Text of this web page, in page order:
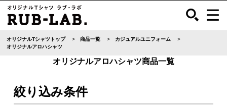
オリジナルTシャツトップ 商品一覧
カジュアルユニフォーム
オリジナルアロハシャツ
オリジナルアロハシャツ商品一覧
絞り込み条件